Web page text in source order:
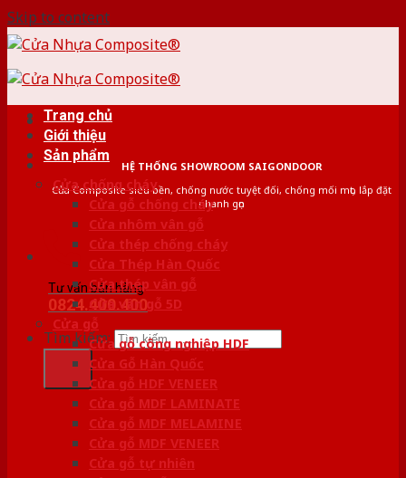
Skip to content
HỆ THỐNG SHOWROOM SAIGONDOOR
Cửa Composite siêu bền, chống nước tuyệt đối, chống mối mọt, lắp đặt
nhanh gọn
Tư vấn bán hàng
0824.400.400
Tìm kiếm:
Trang chủ
Giới thiệu
Sản phẩm
Cửa chống cháy
Cửa gỗ chống cháy
Cửa nhôm vân gỗ
Cửa thép chống cháy
Cửa Thép Hàn Quốc
Cửa thép vân gỗ
Cửa vân gỗ 5D
Cửa gỗ
Cửa gỗ công nghiệp HDF
Cửa Gỗ Hàn Quốc
Cửa gỗ HDF VENEER
Cửa gỗ MDF LAMINATE
Cửa gỗ MDF MELAMINE
Cửa gỗ MDF VENEER
Cửa gỗ tự nhiên